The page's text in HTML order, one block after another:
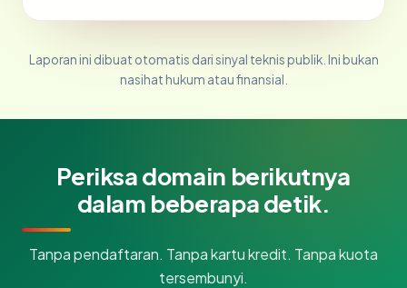
Laporan ini dibuat otomatis dari sinyal teknis publik. Ini bukan
nasihat hukum atau finansial.
Periksa domain berikutnya
dalam beberapa detik.
Tanpa pendaftaran. Tanpa kartu kredit. Tanpa kuota
tersembunyi.